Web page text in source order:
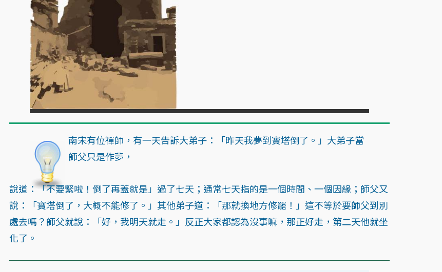
南宋有位禪師，有一天告訴大弟子：「昨天我夢到寶塔倒了。」大弟子當
師父只是作夢，
說道：「不要緊啦！倒了再蓋就是」過了七天；通常七天指的是一個時間、一個因緣；師父又
說：「寶塔倒了，大概不能修了。」其他弟子道：「那就換地方修罷！」這不等於要師父到別
處去嗎？師父就說：「好，我明天就走。」反正大家都認為沒事嘛，那正好走，第二天他就坐
化了。